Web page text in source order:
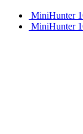
MiniHunter
MiniHunter